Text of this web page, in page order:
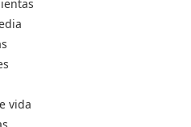
vida